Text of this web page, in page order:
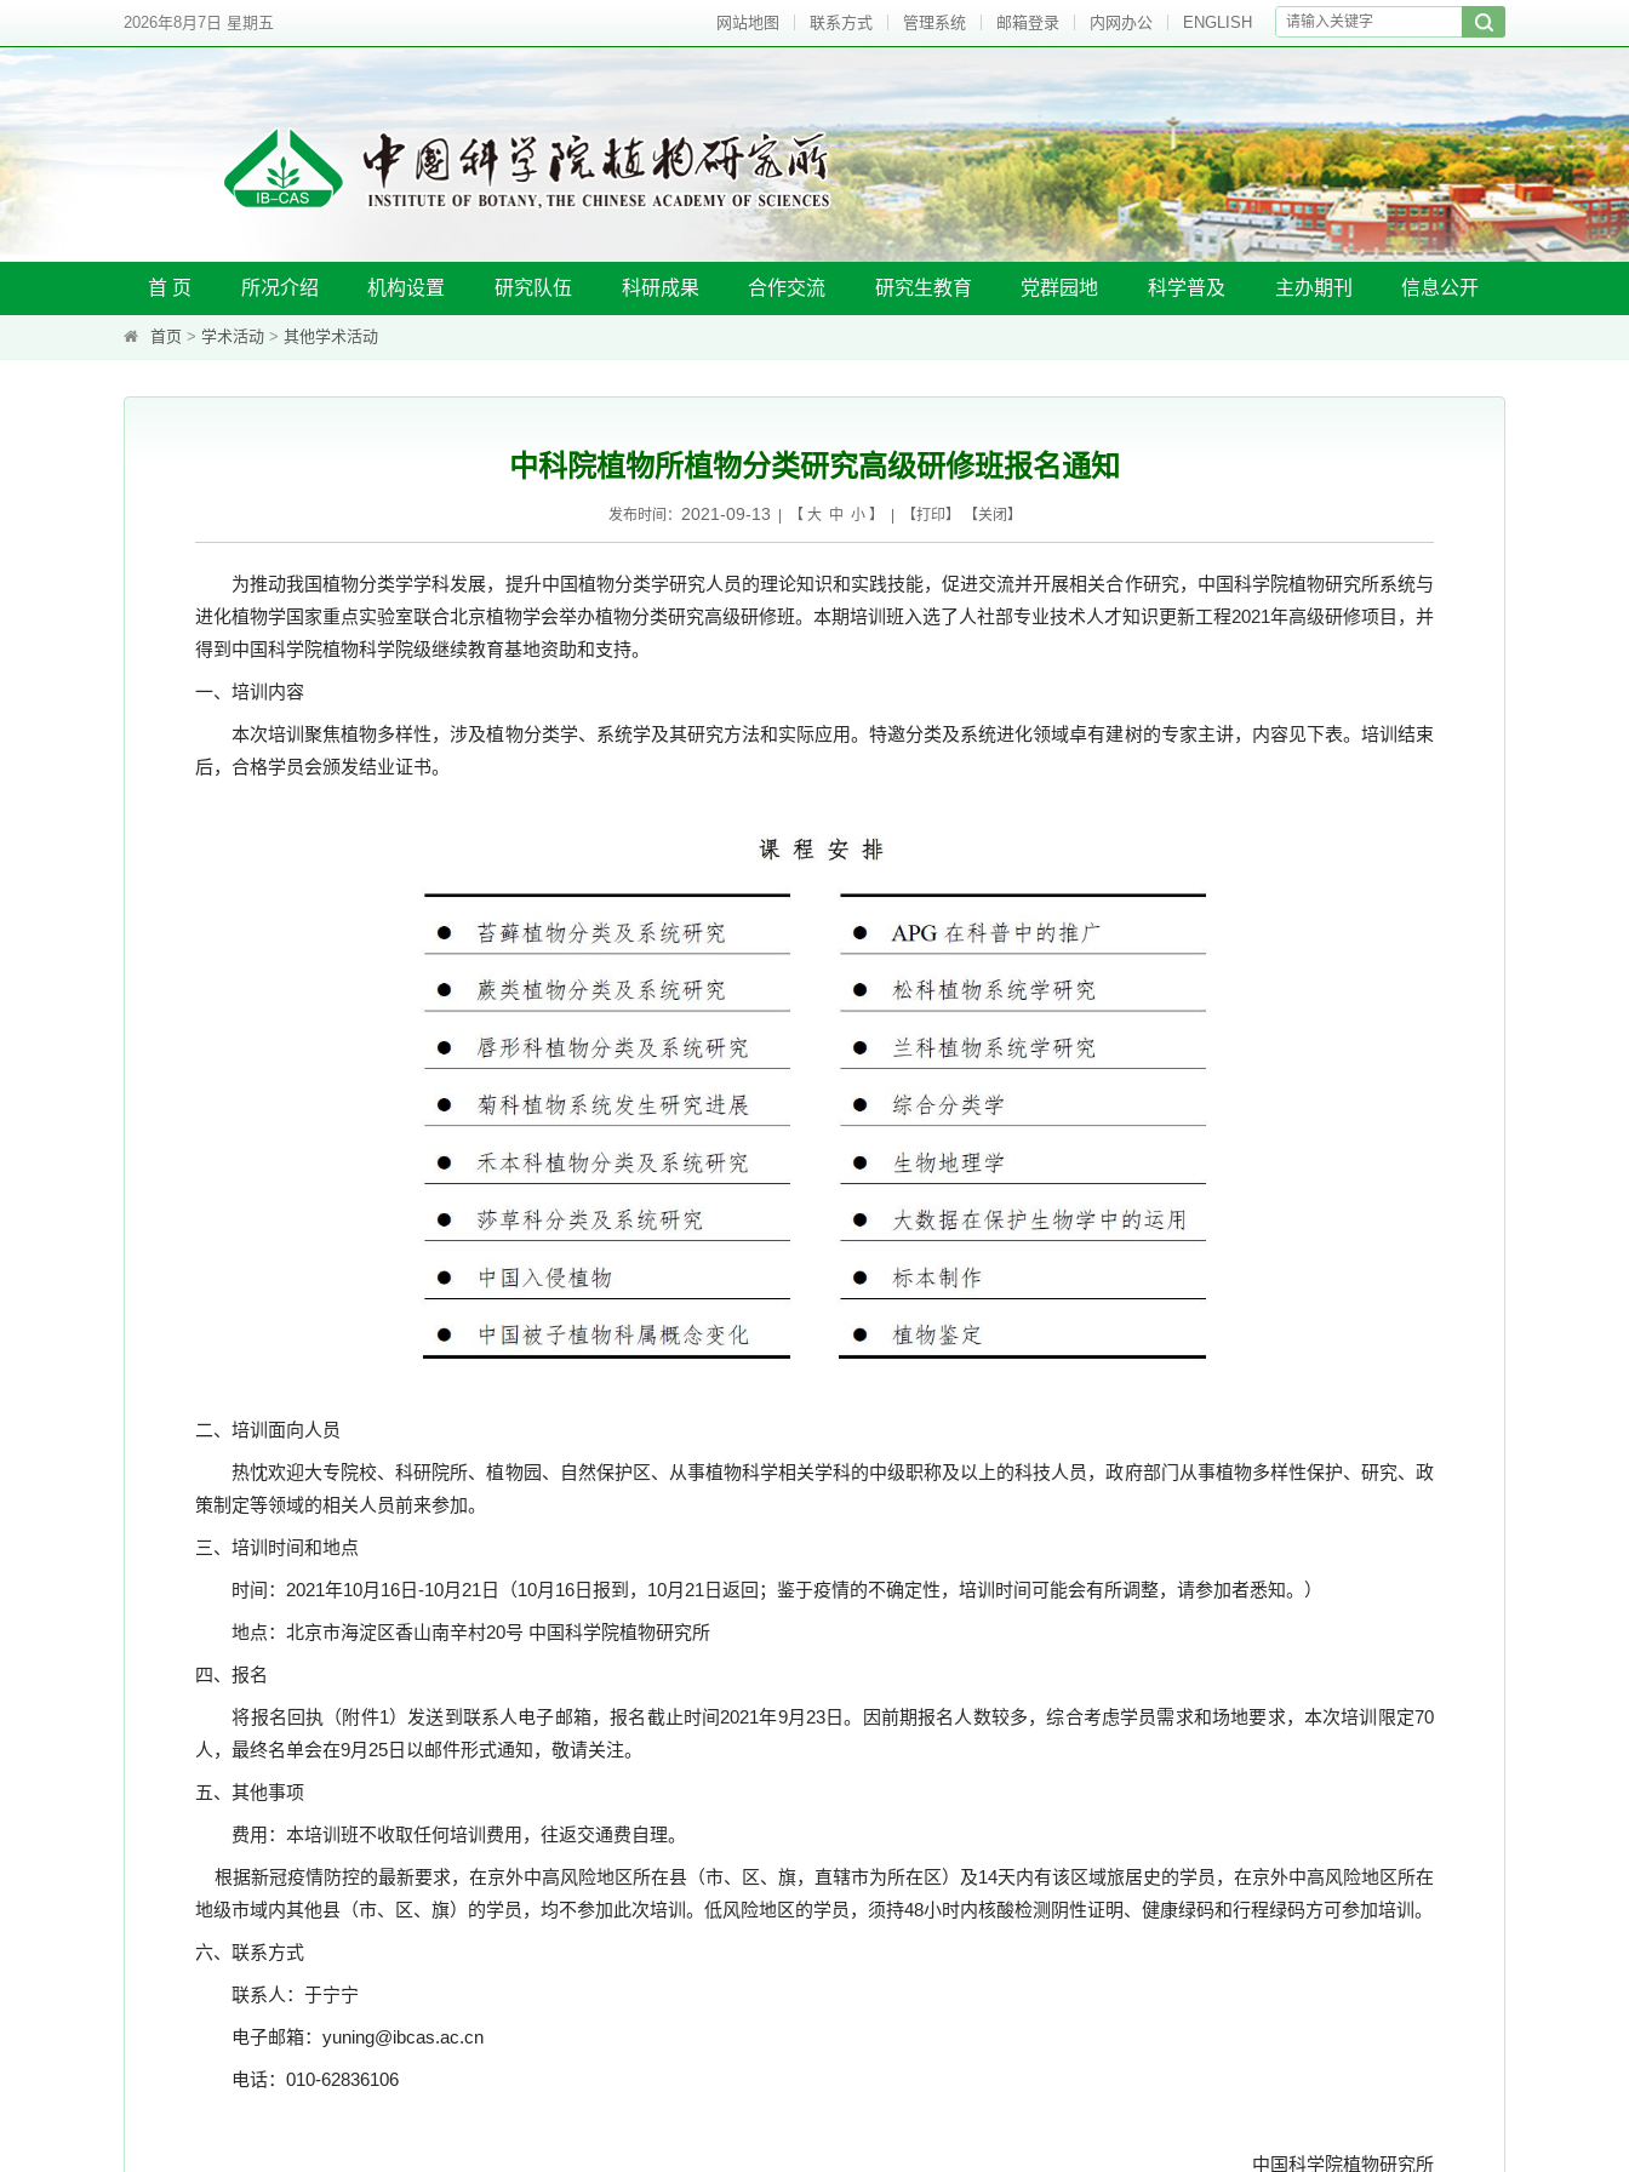
2026年8月7日 星期五 网站地图 联系方式 管理系统 邮箱登录 内网办公 ENGLISH
首 页 所况介绍 机构设置 研究队伍 科研成果 合作交流 研究生教育 党群园地 科学普及 主办期刊 信息公开
首页 > 学术活动 > 其他学术活动
中科院植物所植物分类研究高级研修班报名通知
发布时间： 2021-09-13 | 【 大 中 小】 | 【打印】 【关闭 】
为推动我国植物分类学学科发展，提升中国植物分类学研究人员的理论知识和实践技能，促进交流并开展相关合作研究，中国科学院植物研究所系统与
进化植物学国家重点实验室联合北京植物学会举办植物分类研究高级研修班。本期培训班入选了人社部专业技术人才知识更新工程2021年高级研修项目，并
得到中国科学院植物科学院级继续教育基地资助和支持。
一、培训内容
本次培训聚焦植物多样性，涉及植物分类学、系统学及其研究方法和实际应用。特邀分类及系统进化领域卓有建树的专家主讲，内容见下表。培训结束
后，合格学员会颁发结业证书。
二、培训面向人员
热忱欢迎大专院校、科研院所、植物园、自然保护区、从事植物科学相关学科的中级职称及以上的科技人员，政府部门从事植物多样性保护、研究、政
策制定等领域的相关人员前来参加。
三、培训时间和地点
时间：2021年10月16日-10月21日（10月16日报到，10月21日返回；鉴于疫情的不确定性，培训时间可能会有所调整，请参加者悉知。）
地点：北京市海淀区香山南辛村20号 中国科学院植物研究所
四、报名
将报名回执（附件1）发送到联系人电子邮箱，报名截止时间2021年9月23日。因前期报名人数较多，综合考虑学员需求和场地要求，本次培训限定70
人，最终名单会在9月25日以邮件形式通知，敬请关注。
五、其他事项
费用：本培训班不收取任何培训费用，往返交通费自理。
根据新冠疫情防控的最新要求，在京外中高风险地区所在县（市、区、旗，直辖市为所在区）及14天内有该区域旅居史的学员，在京外中高风险地区所在
地级市域内其他县（市、区、旗）的学员，均不参加此次培训。低风险地区的学员，须持48小时内核酸检测阴性证明、健康绿码和行程绿码方可参加培训。
六、联系方式
联系人：于宁宁
电子邮箱：yuning@ibcas.ac.cn
电话：010-62836106
中国科学院植物研究所